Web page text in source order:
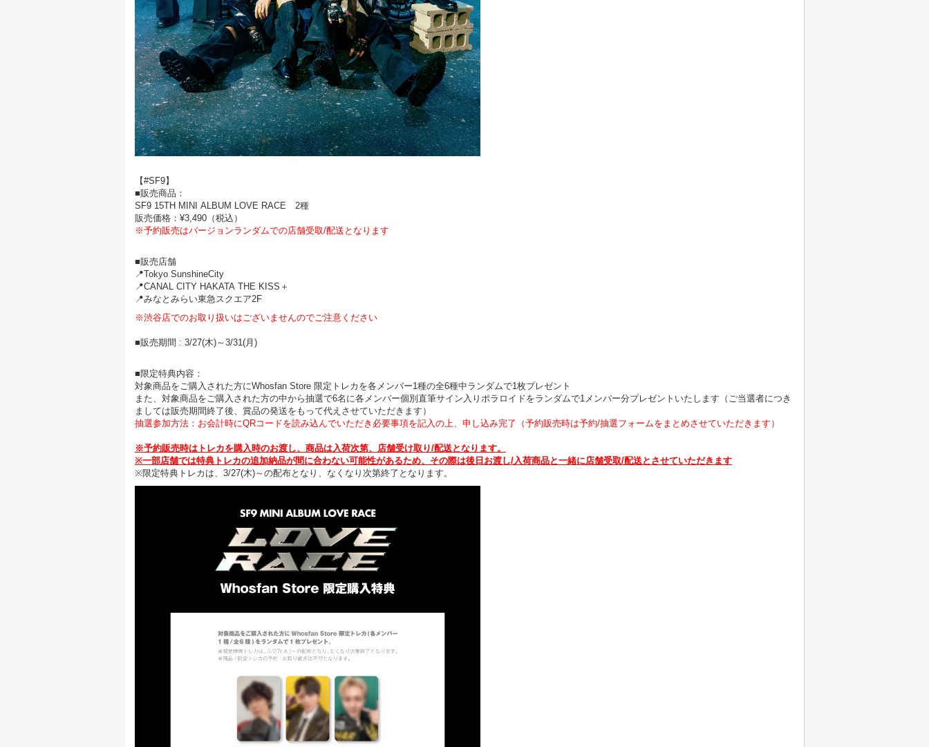
【#SF9】
■販売商品：
SF9 15TH MINI ALBUM LOVE RACE 2種
販売価格：¥3,490（税込）
※予約販売はバージョンランダムでの店舗受取/配送となります
■販売店舗
📍Tokyo SunshineCity
📍CANAL CITY HAKATA THE KISS＋
📍みなとみらい東急スクエア2F
※渋谷店でのお取り扱いはございませんのでご注意ください
■販売期間 : 3/27(木)～3/31(月)
■限定特典内容：
対象商品をご購入された方にWhosfan Store 限定トレカを各メンバー1種の全6種中ランダムで1枚プレゼント
また、対象商品をご購入された方の中から抽選で6名に各メンバー個別直筆サイン入りポラロイドをランダムで1メンバー分プレゼントいたします（ご当選者につき
ましては販売期間終了後、賞品の発送をもって代えさせていただきます）
抽選参加方法：お会計時にQRコードを読み込んでいただき必要事項を記入の上、申し込み完了（予約販売時は予約/抽選フォームをまとめさせていただきます）
※予約販売時はトレカを購入時のお渡し、商品は入荷次第、店舗受け取り/配送となります。
※一部店舗では特典トレカの追加納品が間に合わない可能性があるため、その際は後日お渡し/入荷商品と一緒に店舗受取/配送とさせていただきます
※限定特典トレカは、3/27(木)～の配布となり、なくなり次第終了となります。